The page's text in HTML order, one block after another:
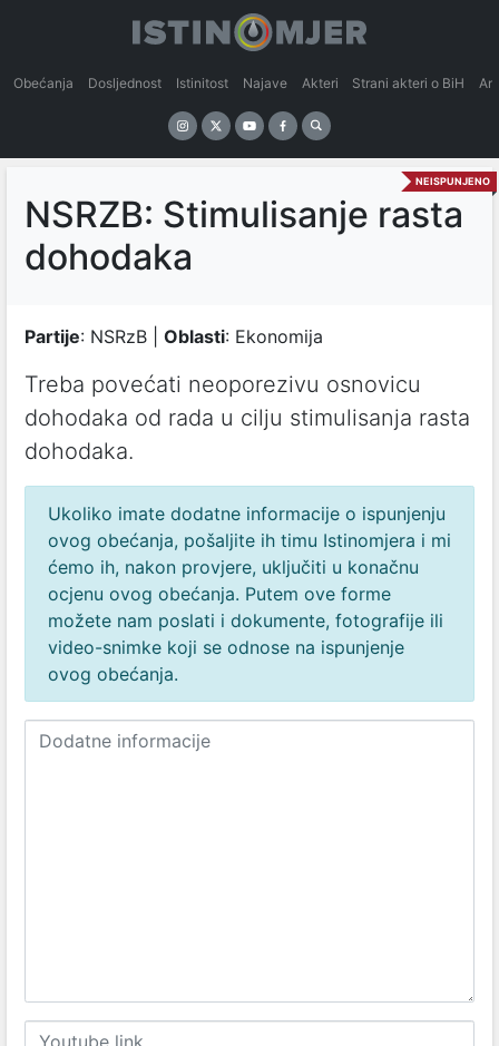
Obećanja Dosljednost Istinitost Najave Akteri Strani akteri o BiH
NEISPUNJENO
NSRZB: Stimulisanje rasta
dohodaka
Partije: NSRzB | Oblasti: Ekonomija
Treba povećati neoporezivu osnovicu
dohodaka od rada u cilju stimulisanja rasta
dohodaka.
Ukoliko imate dodatne informacije o ispunjenju
ovog obećanja, pošaljite ih timu Istinomjera i mi
ćemo ih, nakon provjere, uključiti u konačnu
ocjenu ovog obećanja. Putem ove forme
možete nam poslati i dokumente, fotografije ili
video-snimke koji se odnose na ispunjenje
ovog obećanja.